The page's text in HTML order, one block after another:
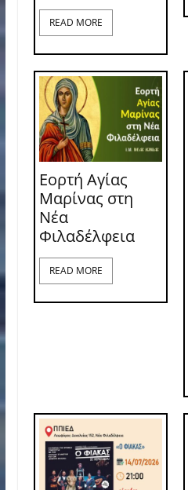
READ MORE
Εορτή Αγίας
Μαρίνας στη
Νέα
Φιλαδέλφεια
READ MORE